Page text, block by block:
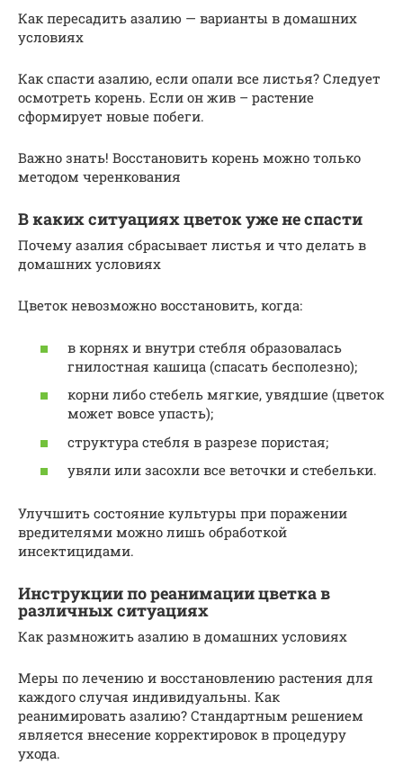
Как пересадить азалию — варианты в домашних
условиях
Как спасти азалию, если опали все листья? Следует
осмотреть корень. Если он жив – растение
сформирует новые побеги.
Важно знать! Восстановить корень можно только
методом черенкования
В каких ситуациях цветок уже не спасти
Почему азалия сбрасывает листья и что делать в
домашних условиях
Цветок невозможно восстановить, когда:
в корнях и внутри стебля образовалась
гнилостная кашица (спасать бесполезно);
корни либо стебель мягкие, увядшие (цветок
может вовсе упасть);
структура стебля в разрезе пористая;
увяли или засохли все веточки и стебельки.
Улучшить состояние культуры при поражении
вредителями можно лишь обработкой
инсектицидами.
Инструкции по реанимации цветка в
различных ситуациях
Как размножить азалию в домашних условиях
Меры по лечению и восстановлению растения для
каждого случая индивидуальны. Как
реанимировать азалию? Стандартным решением
является внесение корректировок в процедуру
ухода.